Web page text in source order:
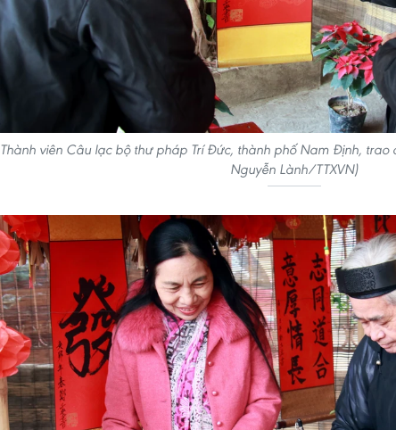
Thành viên Câu lạc bộ thư pháp Trí Đức, thành phố Nam Định,
Nguyễn Lành/TTXVN)